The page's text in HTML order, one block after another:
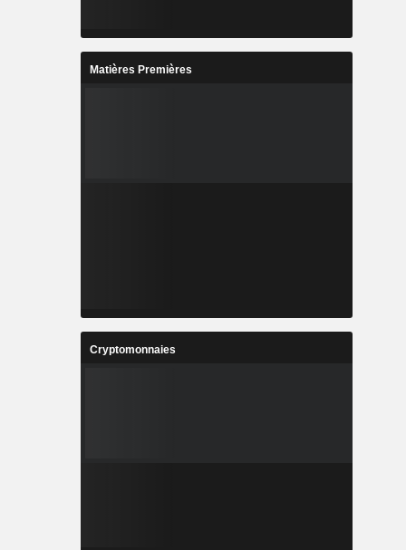
Matières Premières
Cryptomonnaies